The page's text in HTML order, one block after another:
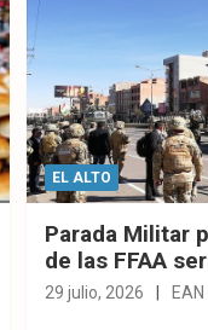
EL ALTO
Parada Militar
de las FFAA
29 julio, 2026